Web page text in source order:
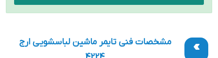
مشخصات فنی تایمر ماشین لباسشویی ارج